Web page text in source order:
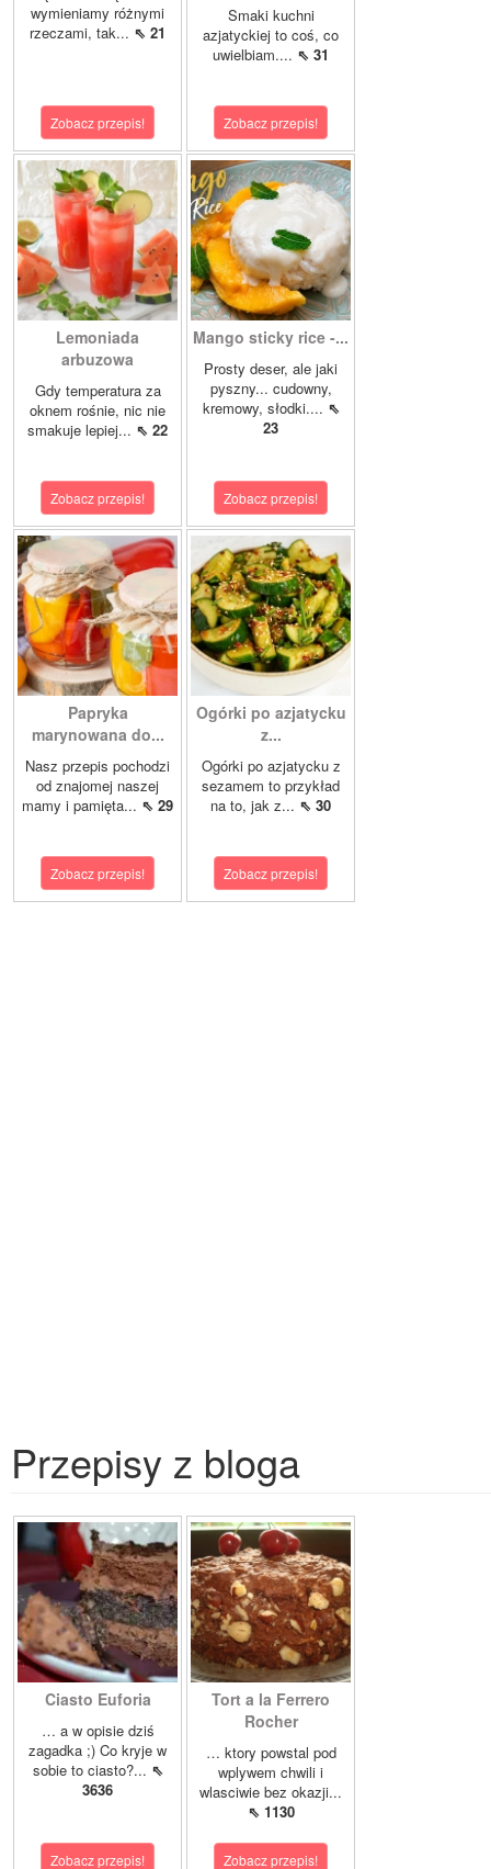
wymieniamy różnymi
rzeczami, tak... ⇖ 21
Zobacz przepis!
Smaki kuchni
azjatyckiej to coś, co
uwielbiam.... ⇖ 31
Zobacz przepis!
Lemoniada
arbuzowa
Gdy temperatura za
oknem rośnie, nic nie
smakuje lepiej... ⇖ 22
Zobacz przepis!
Mango sticky rice -...
Prosty deser, ale jaki
pyszny... cudowny,
kremowy, słodki.... ⇖
23
Zobacz przepis!
Papryka
marynowana do...
Nasz przepis pochodzi
od znajomej naszej
mamy i pamięta... ⇖ 29
Zobacz przepis!
Ogórki po azjatycku
z...
Ogórki po azjatycku z
sezamem to przykład
na to, jak z... ⇖ 30
Zobacz przepis!
Przepisy z bloga
Ciasto Euforia
… a w opisie dziś
zagadka ;) Co kryje w
sobie to ciasto?... ⇖
3636
Zobacz przepis!
Tort a la Ferrero
Rocher
… ktory powstal pod
wplywem chwili i
wlasciwie bez okazji...
⇖ 1130
Zobacz przepis!